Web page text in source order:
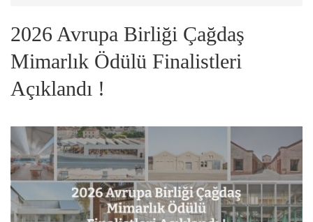
2026 Avrupa Birliği Çağdaş
Mimarlık Ödülü Finalistleri
Açıklandı !